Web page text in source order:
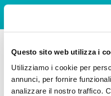
Questo sito web utilizza i
Utilizziamo i cookie per
annunci, per fornire
analizzare il nostro traffico.